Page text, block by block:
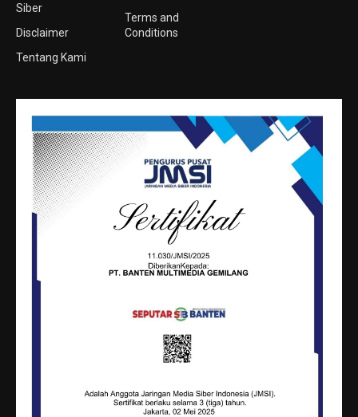
Siber
Disclaimer
Tentang Kami
Terms and
Conditions